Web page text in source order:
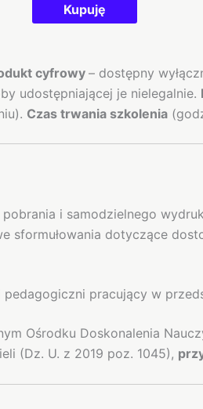
Kupuję
cyfrowy – dostępny
udostępniającej je nielegalnie.
Czas trwania szkolenia
i samodzielnego
sformułowania dotyczące
pracujący w
Ośrodku Doskonalenia
(Dz. U. z 2019 poz. 1045),